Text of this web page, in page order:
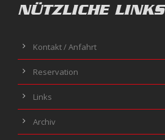
NÜTZLICHE LINKS
Kontakt / Anfahrt
Reservation
Links
Archiv